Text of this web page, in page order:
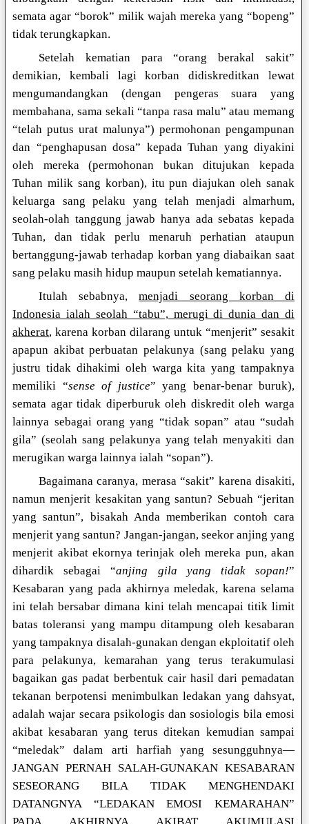
semata agar “borok” milik wajah mereka yang “bopeng”
tidak terungkapkan.
Setelah kematian para “orang berakal sakit”
demikian, kembali lagi korban didiskreditkan lewat
mengumandangkan (dengan pengeras suara yang
membahana, sama sekali “tanpa rasa malu” atau memang
“telah putus urat malunya”) permohonan pengampunan
dan “penghapusan dosa” kepada Tuhan yang diyakini
oleh mereka (permohonan bukan ditujukan kepada
Tuhan milik sang korban), itu pun diajukan oleh sanak
keluarga sang pelaku yang telah menjadi almarhum,
seolah-olah tanggung jawab hanya ada sebatas kepada
Tuhan, dan tidak perlu menaruh perhatian ataupun
bertanggung-jawab terhadap korban yang diabaikan saat
sang pelaku masih hidup maupun setelah kematiannya.
Itulah sebabnya,menjadi seorang korban di
Indonesia ialah seolah “tabu”, merugi di dunia dan di
akherat, karena korban dilarang untuk “menjerit” sesakit
apapun akibat perbuatan pelakunya (sang pelaku yang
justru tidak dihakimi oleh warga kita yang tampaknya
memiliki “sense of justice” yang benar-benar buruk),
semata agar tidak diperburuk oleh diskredit oleh warga
lainnya sebagai orang yang “tidak sopan” atau “sudah
gila” (seolah sang pelakunya yang telah menyakiti dan
merugikan warga lainnya ialah “sopan”).
Bagaimana caranya, merasa “sakit” karena disakiti,
namun menjerit kesakitan yang santun? Sebuah “jeritan
yang santun”, bisakah Anda memberikan contoh cara
menjerit yang santun? Jangan-jangan, seekor anjing yang
menjerit akibat ekornya terinjak oleh mereka pun, akan
dihardik sebagai “anjing gila yang tidak sopan!”
Kesabaran yang pada akhirnya meledak, karena selama
ini telah bersabar dimana kini telah mencapai titik limit
batas toleransi yang mampu ditampung oleh kesabaran
yang tampaknya disalah-gunakan dengan ekploitatif oleh
para pelakunya, kemarahan yang terus terakumulasi
bagaikan gas padat berbentuk cair hasil dari pemadatan
tekanan berpotensi menimbulkan ledakan yang dahsyat,
adalah wajar secara psikologis dan sosiologis bila emosi
akibat kesabaran yang terus ditekan kemudian sampai
“meledak” dalam arti harfiah yang sesungguhnya—
JANGAN PERNAH SALAH-GUNAKAN KESABARAN
SESEORANG BILA TIDAK MENGHENDAKI
DATANGNYA “LEDAKAN EMOSI KEMARAHAN”